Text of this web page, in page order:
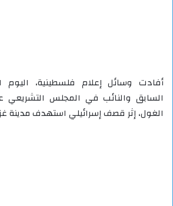
أفادت وسائل إعلام فلسطينية، اليوم
السابق والنائب في المجلس
الغول، إثر قصف إسرائيلي استهدف مدينة